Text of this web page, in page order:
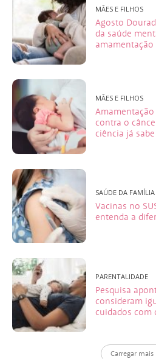
MÃES E FILHOS
Agosto
da saúde
amamentação
MÃES E FILHOS
contra o
ciência já
SAÚDE DA FAMÍLIA
Vacinas no
entenda a
PARENTALIDADE
Pesquisa
consideram
cuidados com
Carregar mais